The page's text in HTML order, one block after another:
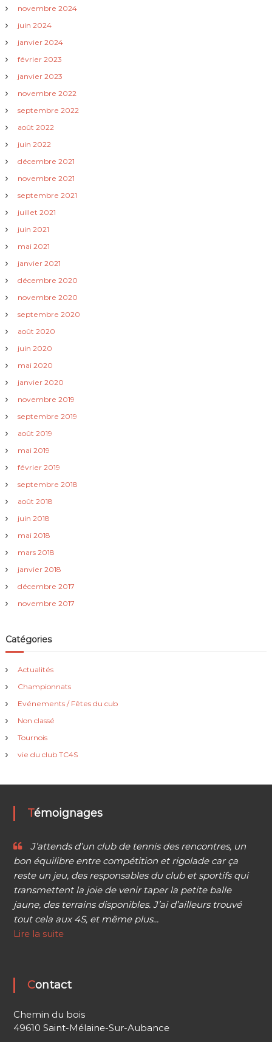
o
n
d
e
l
’
a
r
t
i
c
l
e
novembre 2024
juin 2024
janvier 2024
février 2023
janvier 2023
novembre 2022
septembre 2022
août 2022
juin 2022
décembre 2021
novembre 2021
septembre 2021
juillet 2021
juin 2021
mai 2021
janvier 2021
décembre 2020
novembre 2020
septembre 2020
août 2020
juin 2020
mai 2020
janvier 2020
novembre 2019
septembre 2019
août 2019
mai 2019
février 2019
septembre 2018
août 2018
juin 2018
mai 2018
mars 2018
janvier 2018
décembre 2017
novembre 2017
Catégories
Actualités
Championnats
Evénements / Fêtes du cub
Non classé
Tournois
vie du club TC4S
Témoignages
J’attends d’un club de tennis des rencontres, un
bon équilibre entre compétition et rigolade car ça
reste un jeu, des responsables du club et sportifs qui
transmettent la joie de venir taper la petite balle
jaune, des terrains disponibles. J’ai d’ailleurs trouvé
tout cela aux 4S, et même plus...
Lire la suite
Contact
Chemin du bois
49610 Saint-Mélaine-Sur-Aubance